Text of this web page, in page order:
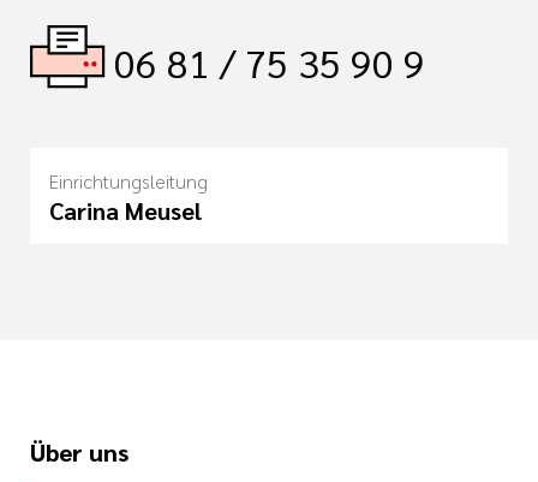
06 81 / 75 35 90 9
Einrichtungsleitung
Carina Meusel
Über uns